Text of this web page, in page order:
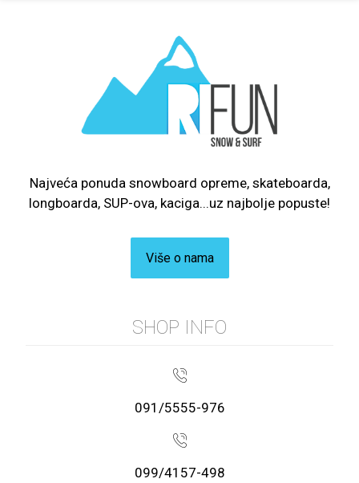
Najveća ponuda snowboard opreme, skateboarda,
longboarda, SUP-ova, kaciga...uz najbolje popuste!
Više o nama
SHOP INFO
091/5555-976
099/4157-498